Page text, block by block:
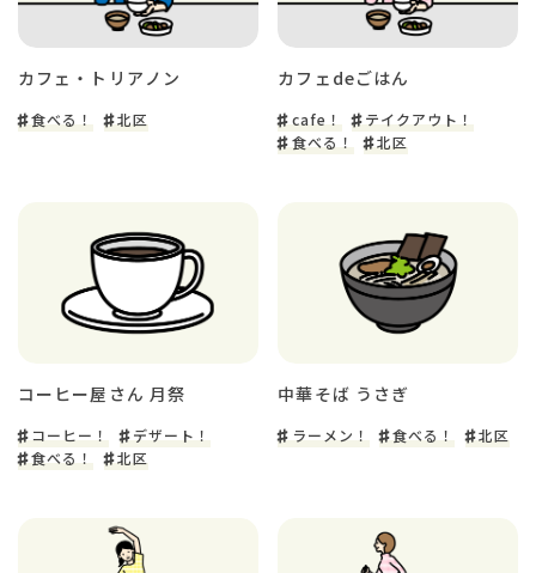
カフェ・トリアノン
食べる！ 北区
カフェdeごはん
cafe！
テイクアウト！
食べる！
北区
コーヒー屋さん 月祭
コーヒー！
デザート！
食べる！
北区
中華そば うさぎ
ラーメン！ 食べる！ 北区